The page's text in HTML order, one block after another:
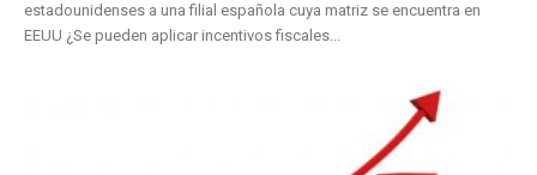
estadounidenses a una filial española cuya matriz se encuentra en
EEUU ¿Se pueden aplicar incentivos fiscales...